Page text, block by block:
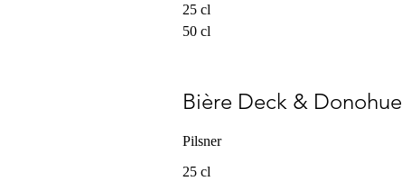
25 cl
50 cl
Bière Deck & Donohue
Pilsner
25 cl